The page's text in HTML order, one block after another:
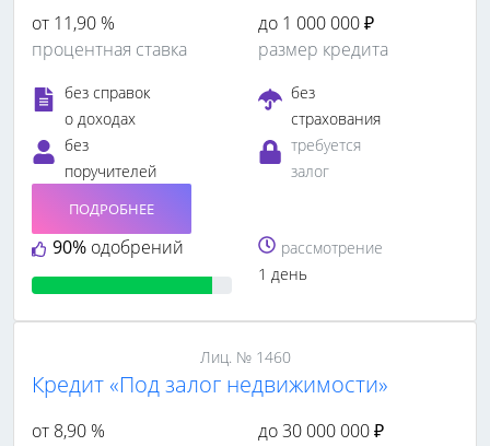
от 11,90 %
процентная ставка
до 1 000 000 ₽
размер кредита
без справок
о доходах
без
страхования
без
поручителей
требуется
залог
90% одобрений
ПОДРОБНЕЕ
рассмотрение
1 день
Лиц. № 1460
Кредит «Под залог недвижимости»
от 8,90 %
до 30 000 000 ₽